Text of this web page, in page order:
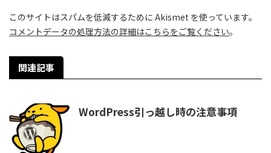
このサイトはスパムを低減するために Akismet を使っています。
コメントデータの処理方法の詳細はこちらをご覧ください。
関連記事
WordPress引っ越し時の注意事項